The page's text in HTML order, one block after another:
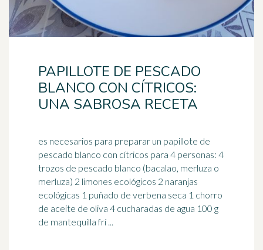
PAPILLOTE DE PESCADO
BLANCO CON CÍTRICOS:
UNA SABROSA RECETA
es necesarios para preparar un papillote de
pescado blanco con cítricos para 4 personas: 4
trozos de pescado blanco (bacalao, merluza o
merluza) 2 limones ecológicos 2 naranjas
ecológicas 1 puñado de verbena seca 1 chorro
de aceite de oliva 4 cucharadas de agua 100 g
de mantequilla frí ...